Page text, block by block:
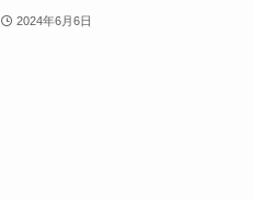
2024年6月6日